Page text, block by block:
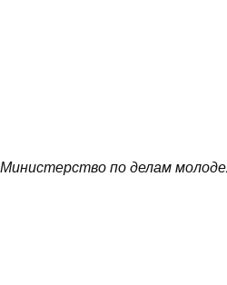
Министерство по делам